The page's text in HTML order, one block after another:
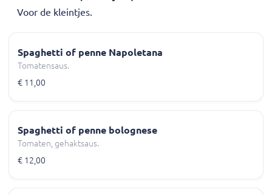
Voor de kleintjes.
Spaghetti of penne Napoletana
Tomatensaus.
€ 11,00
Spaghetti of penne bolognese
Tomaten, gehaktsaus.
€ 12,00